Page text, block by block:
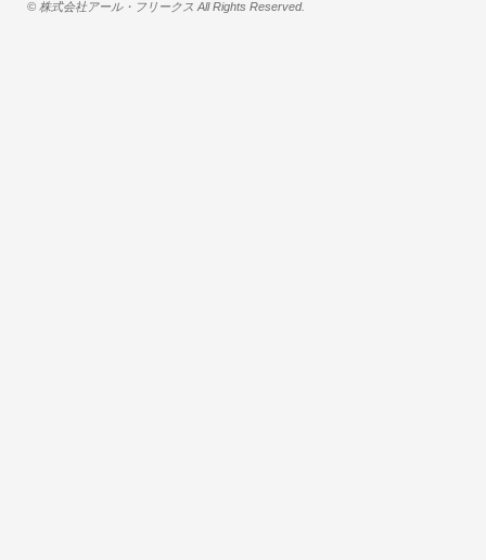
© 株式会社アール・フリークス All Rights Reserved.